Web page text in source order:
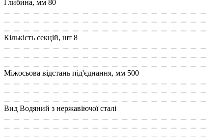
Глибина, мм 80
Кількість секцій, шт 8
Міжосьова відстань під'єднання, мм 500
Вид Водяний з нержавіючої сталі